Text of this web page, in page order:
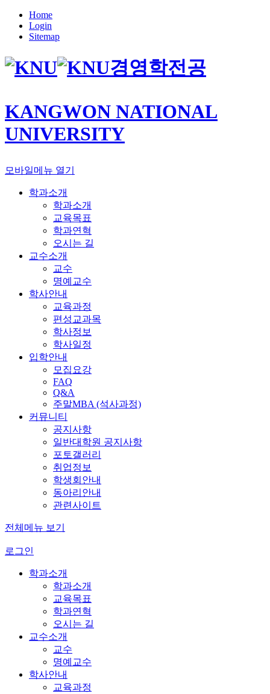
Home
Login
Sitemap
경영학전공
KANGWON NATIONAL
UNIVERSITY
모바일메뉴 열기
학과소개
학과소개
교육목표
학과연혁
오시는 길
교수소개
교수
명예교수
학사안내
교육과정
편성교과목
학사정보
학사일정
입학안내
모집요강
FAQ
Q&A
주말MBA (석사과정)
커뮤니티
공지사항
일반대학원 공지사항
포토갤러리
취업정보
학생회안내
동아리안내
관련사이트
전체메뉴 보기
로그인
학과소개
학과소개
교육목표
학과연혁
오시는 길
교수소개
교수
명예교수
학사안내
교육과정